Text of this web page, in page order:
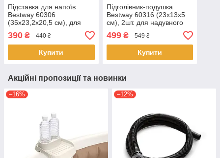
Підставка для напоїв
Bestway 60306
(35x23,2x20,5 см), для
390 ₴ 440 ₴
Купити
Підголівник-подушка
Bestway 60316 (23х13х5
см), 2шт. для надувного
499₴ 549 ₴
Купити
Акційні пропозиції та новинки
–16% –12%